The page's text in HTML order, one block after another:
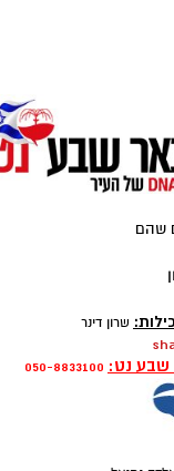
שכל גולש
מספר
שיסייעו
כאשר אחת
קניית עוקבים
במהלך חכם?
החשבון, ומה
כזה? במאמר הזה
שהם
שרון דינר
שבע נט: 050-8833100